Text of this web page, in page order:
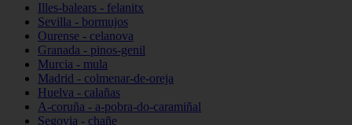
Illes-balears - felanitx
Sevilla - bormujos
Ourense - celanova
Granada - pinos-genil
Murcia - mula
Madrid - colmenar-de-oreja
Huelva - calañas
A-coruña - a-pobra-do-caramiñal
Segovia - chañe